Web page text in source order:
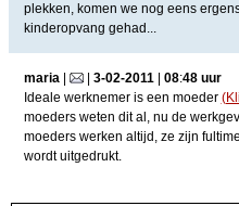
plekken, komen we nog eens
kinderopvang gehad...
maria| | 3-02-2011| 08:48 uur
Ideale werknemer is een moeder
moeders weten dit al, nu de
moeders werken altijd, ze zijn
wordt uitgedrukt.